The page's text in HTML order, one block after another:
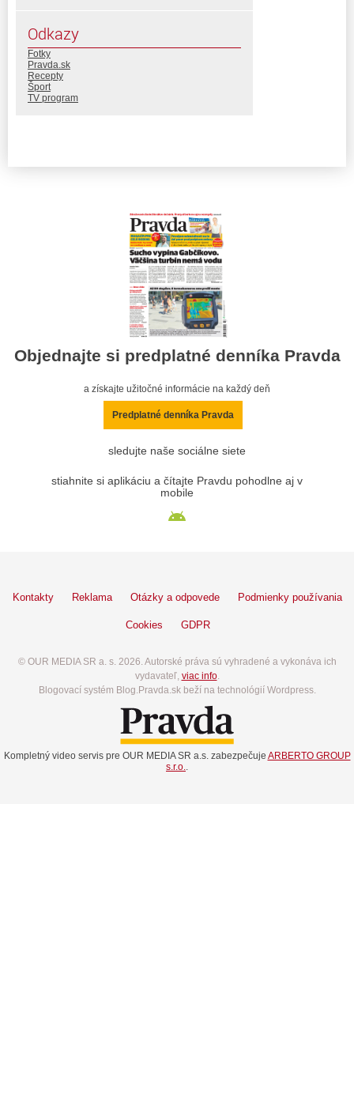
Odkazy
Fotky
Pravda.sk
Recepty
Šport
TV program
Objednajte si predplatné denníka Pravda
a získajte užitočné informácie na každý deň
Predplatné denníka Pravda
sledujte naše sociálne siete
stiahnite si aplikáciu a čítajte Pravdu pohodlne aj v
mobile
Kontakty Reklama Otázky a odpovede Podmienky používania
Cookies GDPR
© OUR MEDIA SR a. s. 2026. Autorské práva sú vyhradené a vykonáva ich
vydavateľ, viac info.
Blogovací systém Blog.Pravda.sk beží na technológií Wordpress.
Kompletný video servis pre OUR MEDIA SR a.s. zabezpečuje ARBERTO GROUP
s.r.o.